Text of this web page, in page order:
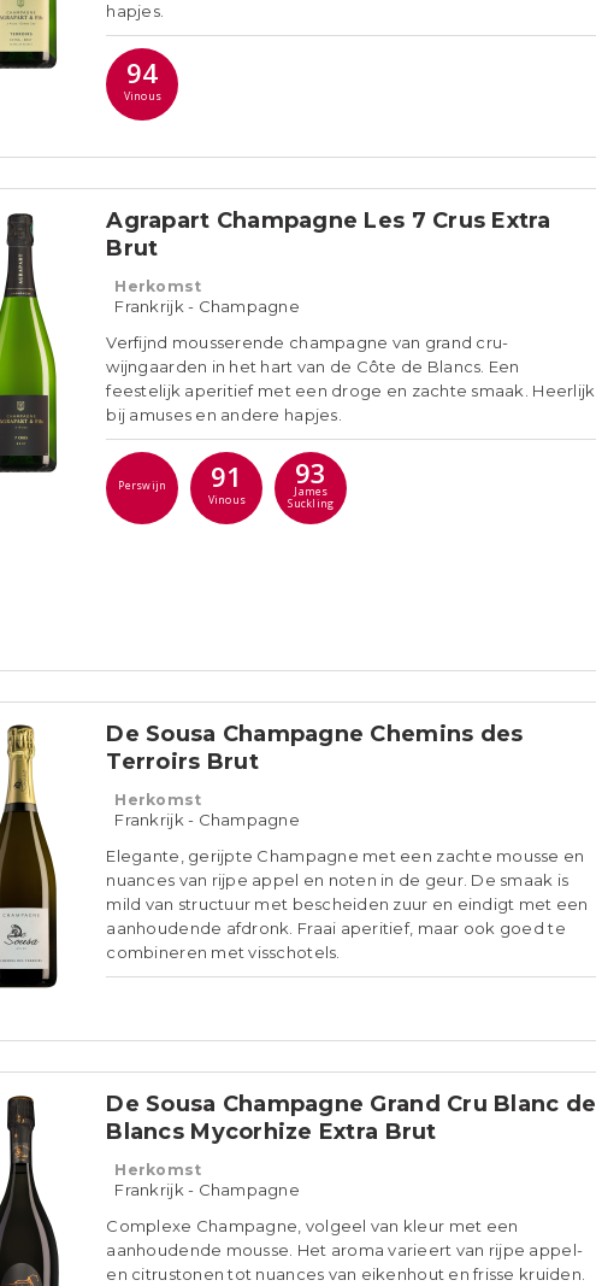
hapjes.
94
Vinous
Agrapart Champagne Les 7 Crus Extra
Brut
Herkomst
Frankrijk - Champagne
Verfijnd mousserende champagne van grand cru-
wijngaarden in het hart van de Côte de Blancs. Een
feestelijk aperitief met een droge en zachte smaak. Heerlijk
bij amuses en andere hapjes.
Perswijn 91
Vinous
93
James
Suckling
De Sousa Champagne Chemins des
Terroirs Brut
Herkomst
Frankrijk - Champagne
Elegante, gerijpte Champagne met een zachte mousse en
nuances van rijpe appel en noten in de geur. De smaak is
mild van structuur met bescheiden zuur en eindigt met een
aanhoudende afdronk. Fraai aperitief, maar ook goed te
combineren met visschotels.
De Sousa Champagne Grand Cru Blanc de
Blancs Mycorhize Extra Brut
Herkomst
Frankrijk - Champagne
Complexe Champagne, volgeel van kleur met een
aanhoudende mousse. Het aroma varieert van rijpe appel-
en citrustonen tot nuances van eikenhout en frisse kruiden.